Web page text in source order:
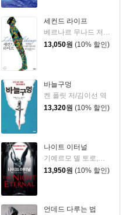
세컨드 라이프
베르나르 무나드 저/박명숙 역
13,050원 (10% 할인)
바늘구멍
켄 폴릿 저/김이선 역
13,320원 (10% 할인)
나이트 이터널
13,950원 (10% 할인)
언데드 다루는 법